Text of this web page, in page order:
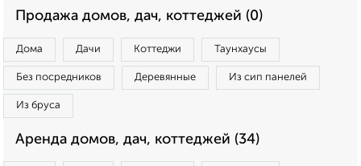
Продажа домов, дач, коттеджей (0)
Дома Дачи Коттеджи Таунхаусы
Без посредников Деревянные Из сип панелей
Из бруса
Аренда домов, дач, коттеджей (34)